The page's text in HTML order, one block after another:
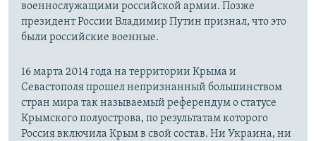
военнослужащими российской армии. Позже
президент России Владимир Путин признал, что это
были российские военные.
16 марта 2014 года на территории Крыма и
Севастополя прошел непризнанный большинством
стран мира так называемый референдум о статусе
Крымского полуострова, по результатам которого
Россия включила Крым в свой состав. Ни Украина, ни